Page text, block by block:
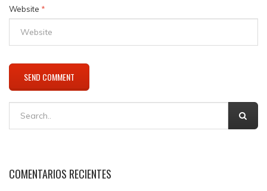
Website *
COMENTARIOS RECIENTES